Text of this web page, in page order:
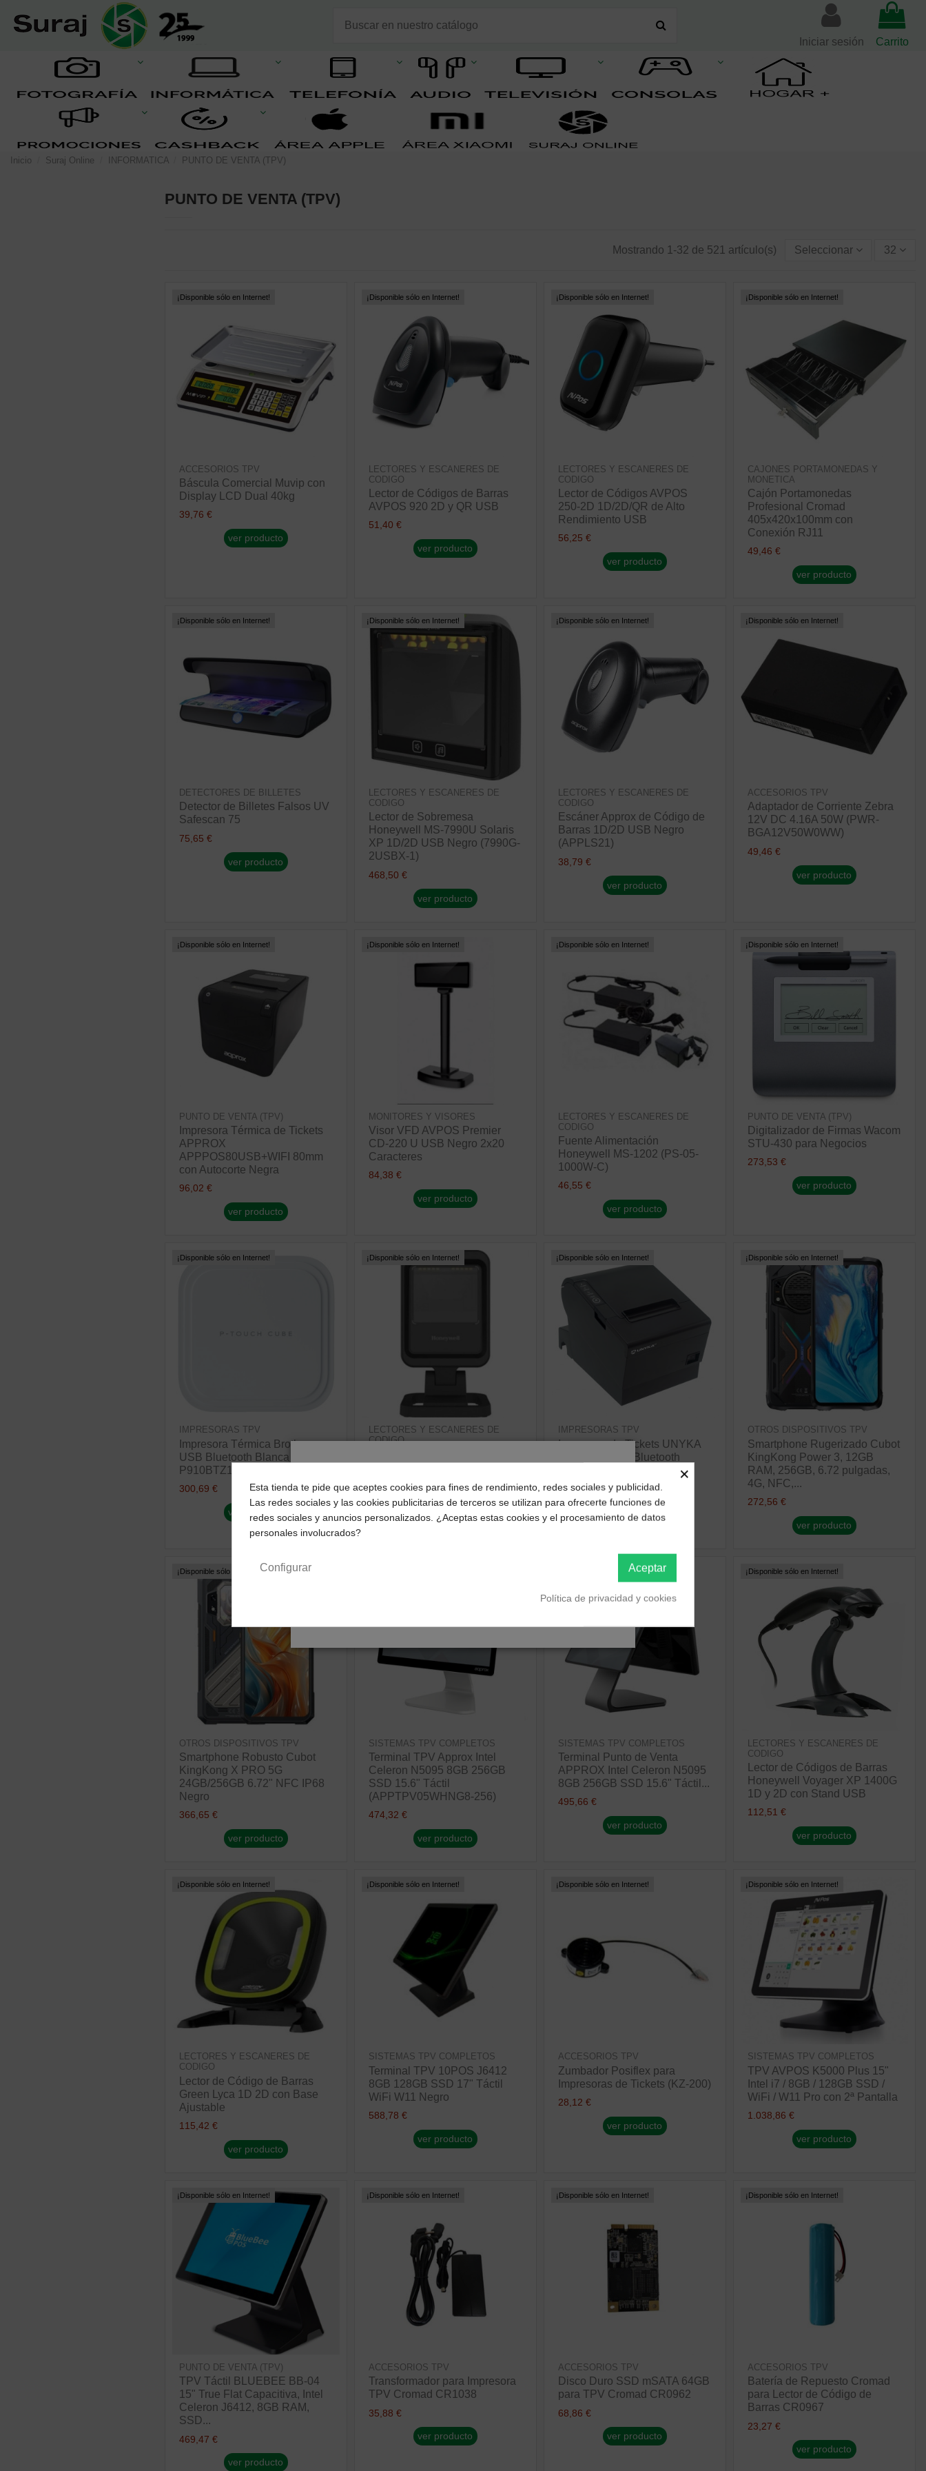
Iniciar sesión Carrito
Inicio Suraj Online INFORMATICA PUNTO DE VENTA (TPV)
PUNTO DE VENTA (TPV)
Mostrando 1-32 de 521 artículo(s) Seleccionar 32
¡Disponible sólo en Internet!
ACCESORIOS TPV
Báscula Comercial Muvip con
Display LCD Dual 40kg
39,76 €
ver producto
¡Disponible sólo en Internet!
LECTORES Y ESCANERES DE
CODIGO
Lector de Códigos de Barras
AVPOS 920 2D y QR USB
51,40 €
ver producto
¡Disponible sólo en Internet!
LECTORES Y ESCANERES DE
CODIGO
Lector de Códigos AVPOS
250-2D 1D/2D/QR de Alto
Rendimiento USB
56,25 €
ver producto
¡Disponible sólo en Internet!
CAJONES PORTAMONEDAS Y
MONETICA
Cajón Portamonedas
Profesional Cromad
405x420x100mm con
Conexión RJ11
49,46 €
ver producto
¡Disponible sólo en Internet!
DETECTORES DE BILLETES
Detector de Billetes Falsos UV
Safescan 75
75,65 €
ver producto
¡Disponible sólo en Internet!
LECTORES Y ESCANERES DE
CODIGO
Lector de Sobremesa
Honeywell MS-7990U Solaris
XP 1D/2D USB Negro (7990G-
2USBX-1)
468,50 €
ver producto
¡Disponible sólo en Internet!
LECTORES Y ESCANERES DE
CODIGO
Escáner Approx de Código de
Barras 1D/2D USB Negro
(APPLS21)
38,79 €
ver producto
¡Disponible sólo en Internet!
ACCESORIOS TPV
Adaptador de Corriente Zebra
12V DC 4.16A 50W (PWR-
BGA12V50W0WW)
49,46 €
ver producto
¡Disponible sólo en Internet!
PUNTO DE VENTA (TPV)
Impresora Térmica de Tickets
APPROX
APPPOS80USB+WIFI 80mm
con Autocorte Negra
96,02 €
ver producto
¡Disponible sólo en Internet!
MONITORES Y VISORES
Visor VFD AVPOS Premier
CD-220 U USB Negro 2x20
Caracteres
84,38 €
ver producto
¡Disponible sólo en Internet!
LECTORES Y ESCANERES DE
CODIGO
Fuente Alimentación
Honeywell MS-1202 (PS-05-
1000W-C)
46,55 €
ver producto
¡Disponible sólo en Internet!
PUNTO DE VENTA (TPV)
Digitalizador de Firmas Wacom
STU-430 para Negocios
273,53 €
ver producto
¡Disponible sólo en Internet!
IMPRESORAS TPV
Impresora Térmica Brother
USB Bluetooth Blanca (PT-
P910BTZ1)
300,69 €
ver producto
¡Disponible sólo en Internet!
LECTORES Y ESCANERES DE
CODIGO
246,37 €
ver producto
¡Disponible sólo en Internet!
IMPRESORAS TPV
Impresora de Tickets UNYKA
POS5 Térmica Bluetooth
116,39 €
ver producto
¡Disponible sólo en Internet!
OTROS DISPOSITIVOS TPV
Smartphone Rugerizado Cubot
KingKong Power 3, 12GB
RAM, 256GB, 6.72 pulgadas,
4G, NFC,...
272,56 €
ver producto
¡Disponible sólo en Internet!
OTROS DISPOSITIVOS TPV
Smartphone Robusto Cubot
KingKong X PRO 5G
24GB/256GB 6.72" NFC IP68
Negro
366,65 €
ver producto
SISTEMAS TPV COMPLETOS
Terminal TPV Approx Intel
Celeron N5095 8GB 256GB
SSD 15.6" Táctil
(APPTPV05WHNG8-256)
474,32 €
ver producto
¡Disponible sólo en Internet!
SISTEMAS TPV COMPLETOS
Terminal Punto de Venta
APPROX Intel Celeron N5095
8GB 256GB SSD 15.6" Táctil...
495,66 €
ver producto
¡Disponible sólo en Internet!
LECTORES Y ESCANERES DE
CODIGO
Lector de Códigos de Barras
Honeywell Voyager XP 1400G
1D y 2D con Stand USB
112,51 €
ver producto
¡Disponible sólo en Internet!
LECTORES Y ESCANERES DE
CODIGO
Lector de Código de Barras
Green Lyca 1D 2D con Base
Ajustable
115,42 €
ver producto
¡Disponible sólo en Internet!
SISTEMAS TPV COMPLETOS
Terminal TPV 10POS J6412
8GB 128GB SSD 17" Táctil
WiFi W11 Negro
588,78 €
ver producto
¡Disponible sólo en Internet!
ACCESORIOS TPV
Zumbador Posiflex para
Impresoras de Tickets (KZ-200)
28,12 €
ver producto
¡Disponible sólo en Internet!
SISTEMAS TPV COMPLETOS
TPV AVPOS K5000 Plus 15"
Intel i7 / 8GB / 128GB SSD /
WiFi / W11 Pro con 2ª Pantalla
1.038,86 €
ver producto
¡Disponible sólo en Internet!
PUNTO DE VENTA (TPV)
TPV Táctil BLUEBEE BB-04
15" True Flat Capacitiva, Intel
Celeron J6412, 8GB RAM,
SSD...
469,47 €
ver producto
¡Disponible sólo en Internet!
ACCESORIOS TPV
Transformador para Impresora
TPV Cromad CR1038
35,88 €
ver producto
¡Disponible sólo en Internet!
ACCESORIOS TPV
Disco Duro SSD mSATA 64GB
para TPV Cromad CR0962
68,86 €
ver producto
¡Disponible sólo en Internet!
ACCESORIOS TPV
Batería de Repuesto Cromad
para Lector de Código de
Barras CR0967
23,27 €
ver producto
¿Dónde deseas recibir tu pedido?
Selecciona tu ubicación para mostrarte los precios e
impuestos correctos para tu región.
×
Esta tienda te pide que aceptes cookies para fines de rendimiento, redes sociales y publicidad.
Las redes sociales y las cookies publicitarias de terceros se utilizan para ofrecerte funciones de
redes sociales y anuncios personalizados. ¿Aceptas estas cookies y el procesamiento de datos
personales involucrados?
Aceptar
Configurar
Política de privacidad y cookies